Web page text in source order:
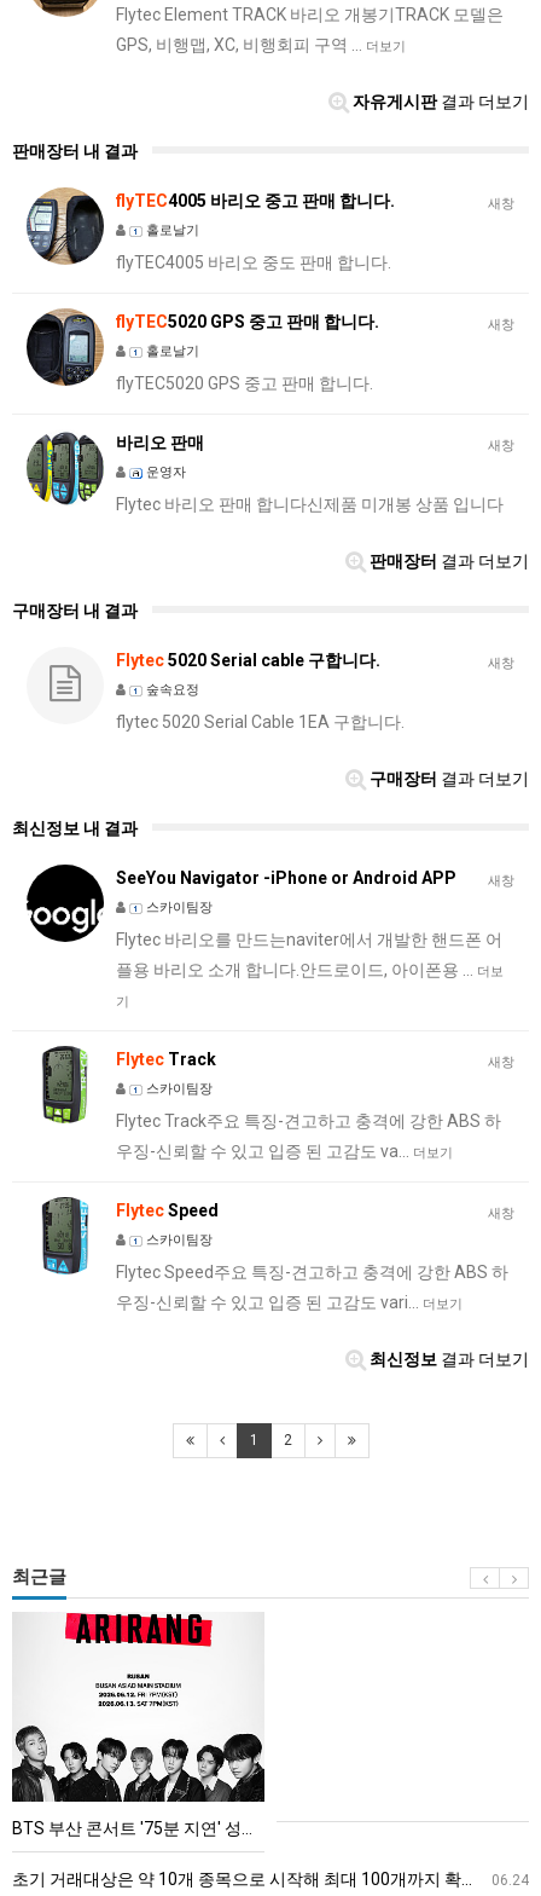
Flytec Element TRACK 바리오 개봉기TRACK 모델은
GPS, 비행맵, XC, 비행회피 구역 …
더보기
자유게시판결과 더보기
판매장터 내 결과
새창
flyTEC4005 바리오 중고 판매 합니다.
홀로날기
flyTEC4005 바리오 중도 판매 합니다.
새창
flyTEC5020 GPS 중고 판매 합니다.
홀로날기
flyTEC5020 GPS 중고 판매 합니다.
새창
바리오 판매
운영자
Flytec 바리오 판매 합니다신제품 미개봉 상품 입니다
판매장터 결과 더보기
구매장터 내 결과
새창
Flytec5020 Serial cable 구합니다.
숲속요정
flytec 5020 Serial Cable 1EA 구합니다.
구매장터 결과 더보기
최신정보 내 결과
새창
SeeYou Navigator -iPhone or Android APP
스카이팀장
Flytec 바리오를 만드는naviter에서 개발한 핸드폰 어
플용 바리오 소개 합니다.안드로이드, 아이폰용 …
더보
기
새창
Flytec Track
스카이팀장
Flytec Track주요 특징-견고하고 충격에 강한 ABS 하
우징-신뢰할 수 있고 입증 된 고감도 va…
더보기
새창
FlytecSpeed
스카이팀장
Flytec Speed주요 특징-견고하고 충격에 강한 ABS 하
우징-신뢰할 수 있고 입증 된 고감도 vari…
더보기
최신정보 결과 더보기
1 2
최근글
서
트
'75
분
BTS 부산 콘서트 '75분 지연' 성토…하이브 "큰 실망·불편" 사과
06.24
초기 거래대상은 약 10개 종목으로 시작해 최대 100개까지 확대할 방침이다. 구체적인 거래 대상 ETF는 아직 확정되지 않았지만, 시장 대표성이나 거래량을 고려해 선정할 계획이다.